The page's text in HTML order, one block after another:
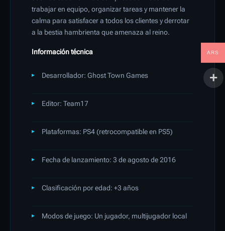
trabajar en equipo, organizar tareas y mantener la
calma para satisfacer a todos los clientes y derrotar
a la bestia hambrienta que amenaza al reino.
Información técnica
Desarrollador: Ghost Town Games
Editor: Team17
Plataformas: PS4 (retrocompatible en PS5)
Fecha de lanzamiento: 3 de agosto de 2016
Clasificación por edad: +3 años
Modos de juego: Un jugador, multijugador local
ARS